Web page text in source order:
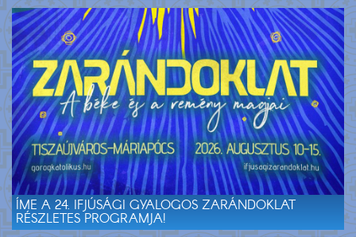
ÍME A 24. IFJÚSÁGI GYALOGOS ZARÁNDOKLAT
RÉSZLETES PROGRAMJA!